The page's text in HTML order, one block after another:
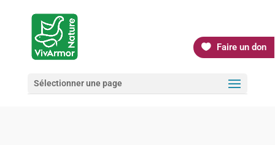
Faire un don
Sélectionner une page